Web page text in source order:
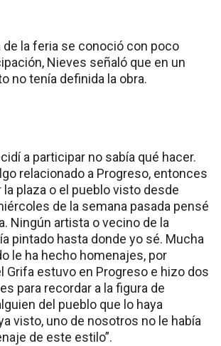
de la feria se conoció con poco
Nieves señaló que en un
no tenía definida la obra.
a participar no sabía qué hacer.
relacionado a Progreso, entonces
plaza o el pueblo visto desde
de la semana pasada pensé
Ningún artista o vecino de la
pintado hasta donde yo sé. Mucha
le ha hecho homenajes, por
Grifa estuvo en Progreso e hizo dos
para recordar a la figura de
del pueblo que lo haya
visto, uno de nosotros no le había
de este estilo”.